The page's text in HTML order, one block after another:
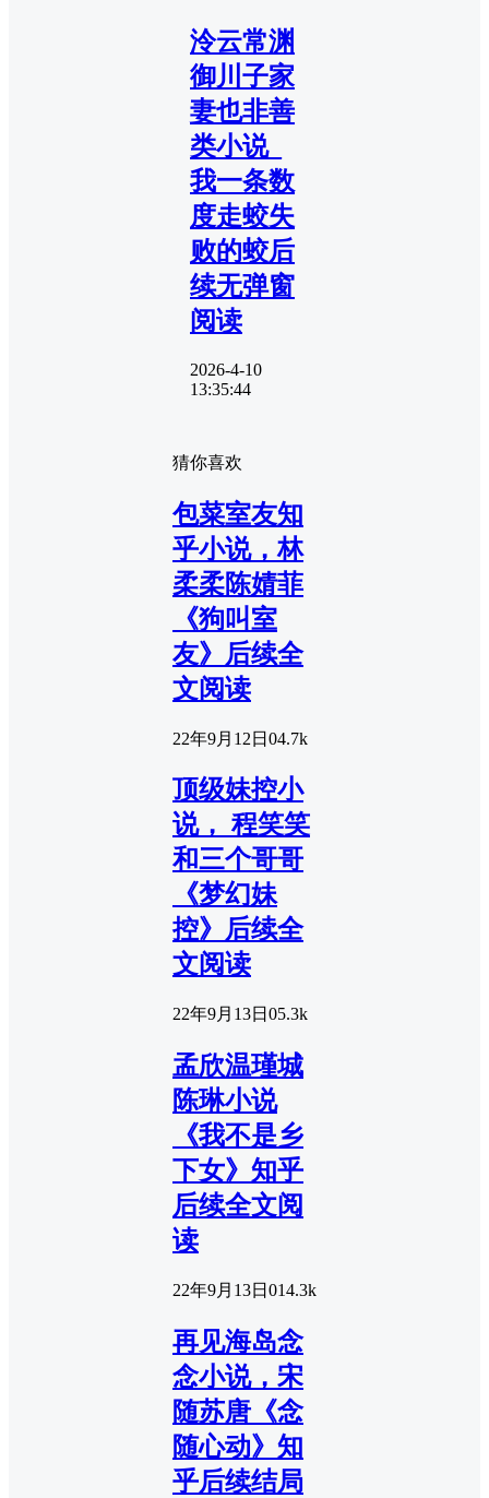
泠云常渊
御川子家
妻也非善
类小说_
我一条数
度走蛟失
败的蛟后
续无弹窗
阅读
2026-4-10
13:35:44
猜你喜欢
包菜室友知
乎小说，林
柔柔陈婧菲
《狗叫室
友》后续全
文阅读
22年9月12日 04.7k
顶级妹控小
说， 程笑笑
和三个哥哥
《梦幻妹
控》后续全
文阅读
22年9月13日 05.3k
孟欣温瑾城
陈琳小说
《我不是乡
下女》知乎
后续全文阅
读
22年9月13日 014.3k
再见海岛念
念小说，宋
随苏唐《念
随心动》知
乎后续结局